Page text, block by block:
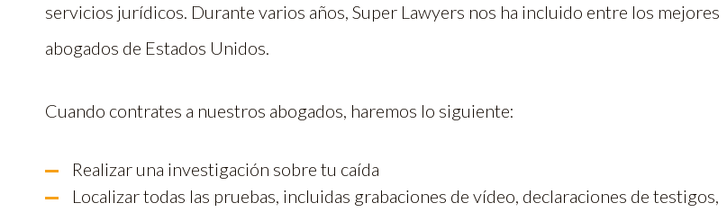
servicios jurídicos. Durante varios años, Super Lawyers nos ha incluido entre los mejores
abogados de Estados Unidos.
Cuando contrates a nuestros abogados, haremos lo siguiente:
Realizar una investigación sobre tu caída
Localizar todas las pruebas, incluidas grabaciones de vídeo, declaraciones de testigos,